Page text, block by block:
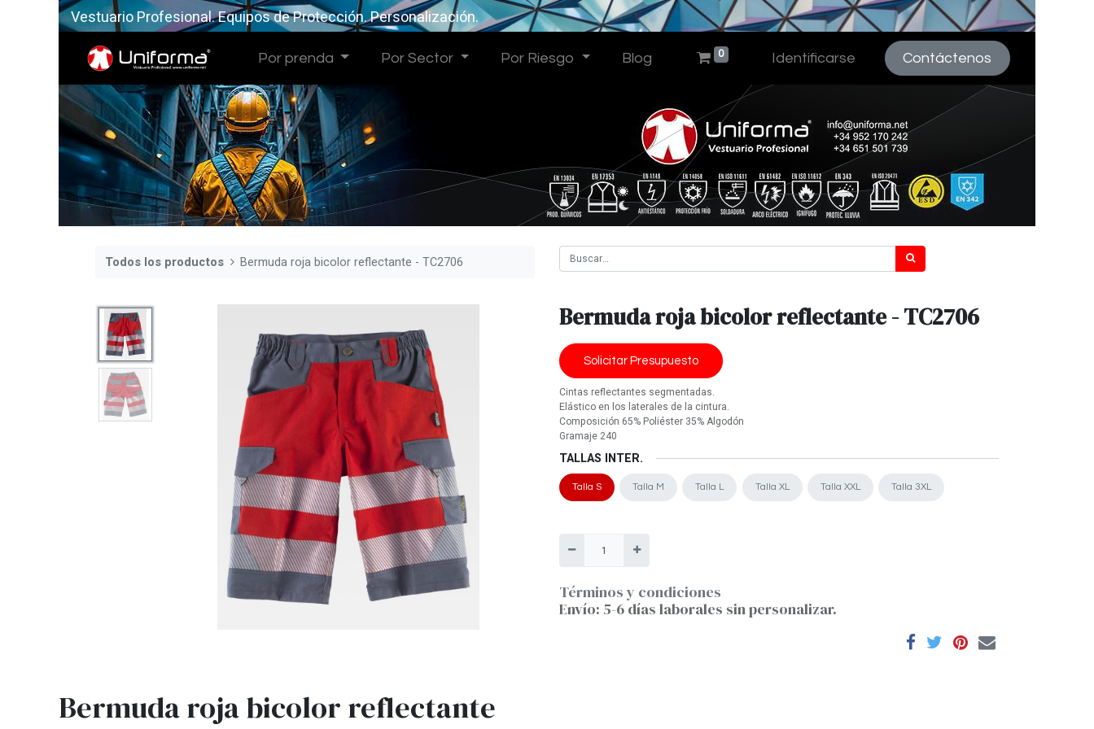
Vestuario Profesional. Equipos de Protección. Personalización.
Por prenda Por Sector Por Riesgo Blog 0 Identificarse Contáctenos
Todos los productos Bermuda roja bicolor reflectante - TC2706
Bermuda roja bicolor reflectante - TC2706
Solicitar Presupuesto
Cintas reflectantes segmentadas.
Elástico en los laterales de la cintura.
Composición 65% Poliéster 35% Algodón
Gramaje 240
TALLAS INTER.
Talla S Talla M Talla L Talla XL Talla XXL Talla 3XL
Términos y condiciones
Envío: 5-6 días laborales sin personalizar.
Bermuda roja bicolor reflectante